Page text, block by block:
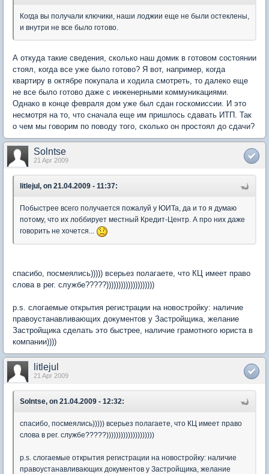
Когда вы получали ключики, наши лоджии еще не были остеклены,
и внутри не все было готово.
А откуда такие сведения, сколько наш домик в готовом состоянии
стоял, когда все уже было готово? Я вот, например, когда
квартиру в октябре покупала и ходила смотреть, то далеко еще
не все было готово даже с инженерными коммуникациями.
Однако в конце февраля дом уже был сдан госкомиссии. И это
несмотря на то, что сначала еще им пришлось сдавать ИТП. Так
о чем мы говорим по поводу того, сколько он простоял до сдачи?
Solntse
21 Apr 2009
litlejul, on 21.04.2009 - 11:37:
Побыстрее всего получается пожалуй у ЮИТа, да и то я думаю
потому, что их лоббирует местный Кредит-Центр. А про них даже
говорить не хочется...
спасибо, посмеялись))))) всерьез полагаете, что КЦ имеет право
слова в рег. службе?????))))))))))))))))))))
p.s. слогаемые открытия регистрации на новостройку: наличие
правоустанавливающих документов у Застройщика, желание
Застройщика сделать это быстрее, наличие грамотного юриста в
компании))))
litlejul
21 Apr 2009
Solntse, on 21.04.2009 - 12:32:
спасибо, посмеялись))))) всерьез полагаете, что КЦ имеет право
слова в рег. службе?????))))))))))))))))))))
p.s. слогаемые открытия регистрации на новостройку: наличие
правоустанавливающих документов у Застройщика, желание